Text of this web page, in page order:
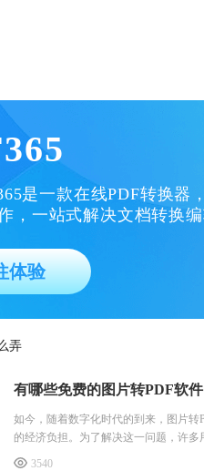
是一款在线PDF转换器
，一站式解决文档转换编
体验
弄
有哪些免费的图片转PDF软
如今，随着数字化时代的到来，图片
的经济负担。为了解决这一问题，许
3540